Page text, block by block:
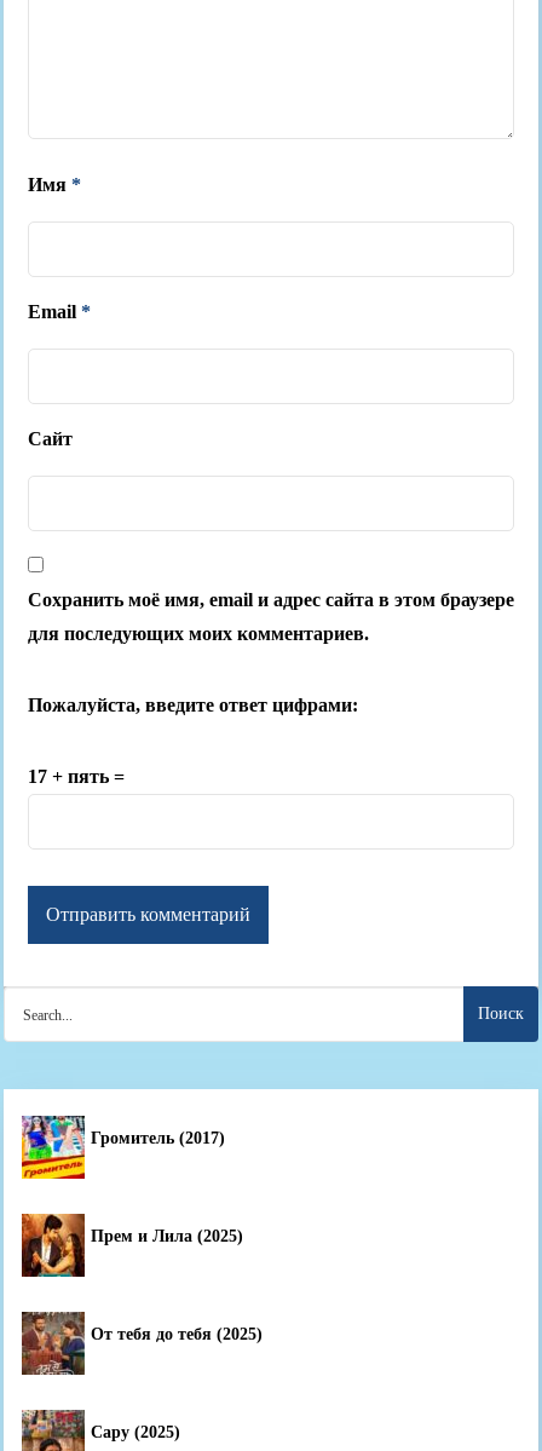
Имя *
Email *
Сайт
Сохранить моё имя, email и адрес сайта в этом браузере
для последующих моих комментариев.
Пожалуйста, введите ответ цифрами:
17 + пять =
for:
Громитель (2017)
Прем и Лила (2025)
От тебя до тебя (2025)
Сару (2025)